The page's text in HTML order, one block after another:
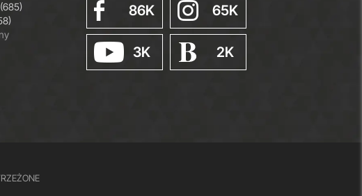
(685)
86K 65K
3K 2K